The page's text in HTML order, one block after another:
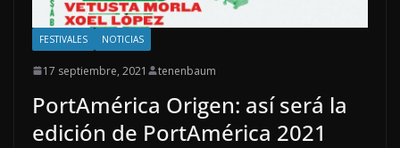
FESTIVALES NOTICIAS
17 septiembre, 2021 tenenbaum
PortAmérica Origen: así será la
edición de PortAmérica 2021